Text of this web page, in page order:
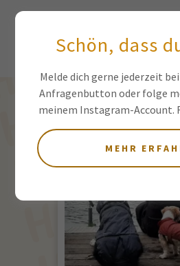
Schön, dass
Melde dich gerne jederzeit
Anfragenbutton oder folge
meinem Instagram-Account.
MEHR